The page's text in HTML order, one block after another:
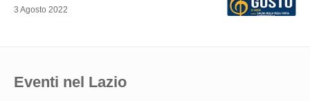
3 Agosto 2022
Eventi nel Lazio